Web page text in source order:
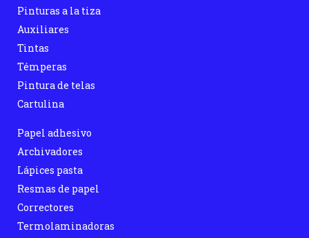
Pinturas a la tiza
Auxiliares
Tintas
Témperas
Pintura de telas
Cartulina
Papel adhesivo
Archivadores
Lápices pasta
Resmas de papel
Correctores
Termolaminadoras